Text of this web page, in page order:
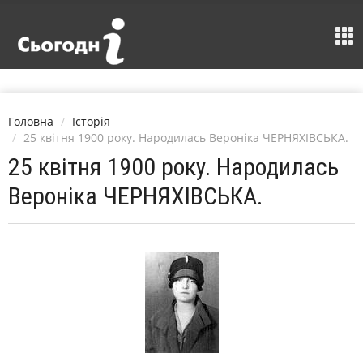
Головна
Історія
25 квітня 1900 року. Народилась Вероніка ЧЕРНЯХІВСЬКА.
25 квітня 1900 року. Народилась
Вероніка ЧЕРНЯХІВСЬКА.